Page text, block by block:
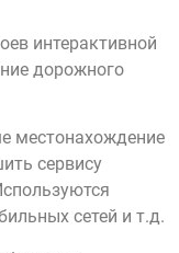
интерактивной
дорожного
местонахождение
сервису
сетей и т.д.